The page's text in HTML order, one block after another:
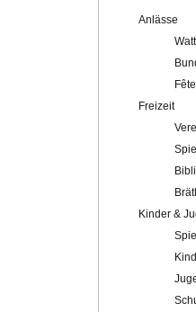
Anlässe
Freizeit
Kinder &